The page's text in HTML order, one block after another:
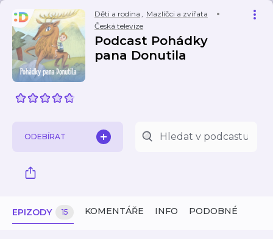
Děti a rodina , Mazlíčci a zvířata
Česká televize
Podcast Pohádky
pana Donutila
ODEBÍRAT
EPIZODY 15 KOMENTÁŘE INFO PODOBNÉ